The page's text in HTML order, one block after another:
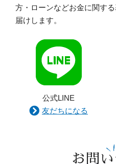
方・ローンなどお金に関す
届けします。
公式LINE
友だちになる
お問